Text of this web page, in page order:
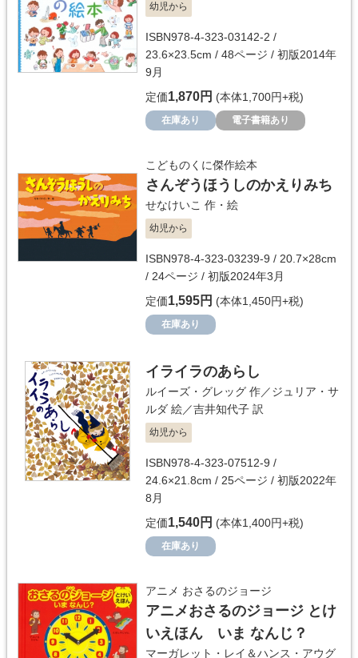
幼児から
ISBN978-4-323-03142-2 /
23.6×23.5cm / 48ページ / 初版2014年
9月
定価1,870円 (本体1,700円+税)
在庫あり 電子書籍あり
こどものくに傑作絵本
さんぞうほうしのかえりみち
せなけいこ 作・絵
幼児から
ISBN978-4-323-03239-9 / 20.7×28cm
/ 24ページ / 初版2024年3月
定価1,595円 (本体1,450円+税)
在庫あり
イライラのあらし
ルイーズ・グレッグ 作／ジュリア・サ
ルダ 絵／吉井知代子 訳
幼児から
ISBN978-4-323-07512-9 /
24.6×21.8cm / 25ページ / 初版2022年
8月
定価1,540円 (本体1,400円+税)
在庫あり
アニメ おさるのジョージ
アニメおさるのジョージ とけ
いえほん いま なんじ？
マーガレット・レイ＆ハンス・アウグ